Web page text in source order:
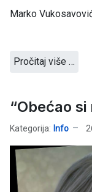
Marko
Pročitaj više …
“Obećao
Kategorija: Info